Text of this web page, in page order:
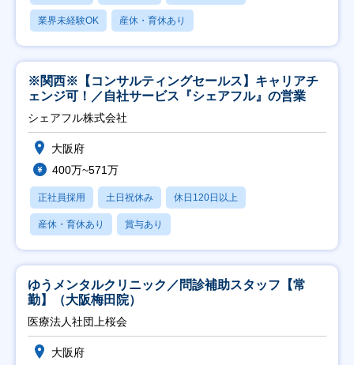
業界未経験OK 産休・育休あり
※関西※【コンサルティングセールス】キャリアチ
ェンジ可！／自社サービス『シェアフル』の営業
シェアフル株式会社
大阪府
400万~571万
正社員採用 土日祝休み 休日120日以上
産休・育休あり 賞与あり
ゆうメンタルクリニック／問診補助スタッフ【常
勤】（大阪梅田院）
医療法人社団上桜会
大阪府